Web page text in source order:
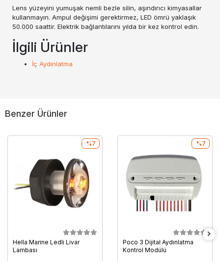
Lens yüzeyini yumuşak nemli bezle silin, aşındırıcı kimyasallar
kullanmayın. Ampul değişimi gerektirmez, LED ömrü yaklaşık
50.000 saattir. Elektrik bağlantılarını yılda bir kez kontrol edin.
İlgili Ürünler
İç Aydınlatma
Benzer Ürünler
Hella Marine Ledli Livar
Lambası
%7
Poco 3 Dijital Aydınlatma
Kontrol Modülü
%7